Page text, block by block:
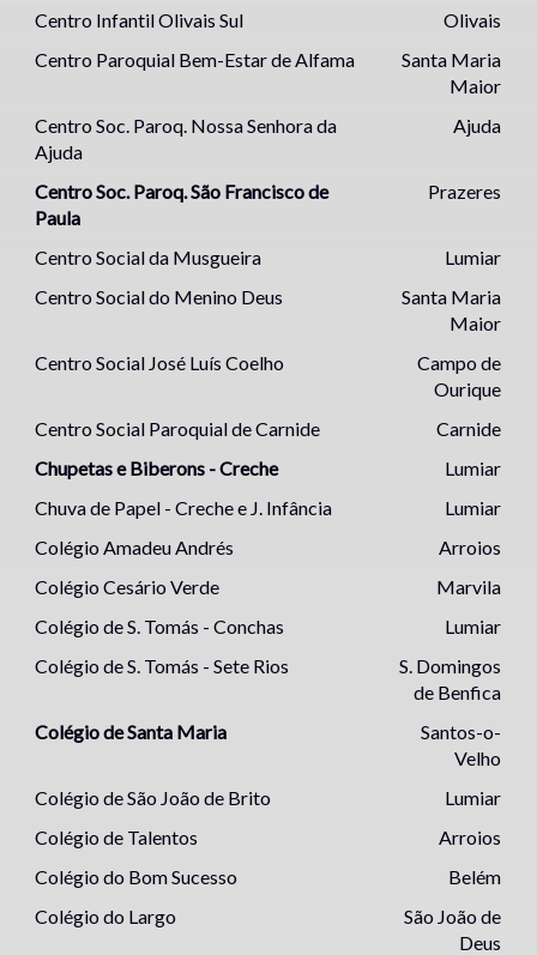
Centro Infantil Olivais Sul
Olivais
Centro Paroquial Bem-Estar de Alfama
Santa Maria
Maior
Centro Soc. Paroq. Nossa Senhora da
Ajuda
Ajuda
Centro Soc. Paroq. São Francisco de
Paula
Prazeres
Centro Social da Musgueira
Lumiar
Centro Social do Menino Deus
Santa Maria
Maior
Centro Social José Luís Coelho
Campo de
Ourique
Centro Social Paroquial de Carnide
Carnide
Chupetas e Biberons - Creche
Lumiar
Chuva de Papel - Creche e J. Infância
Lumiar
Colégio Amadeu Andrés
Arroios
Colégio Cesário Verde
Marvila
Colégio de S. Tomás - Conchas
Lumiar
Colégio de S. Tomás - Sete Rios
S. Domingos
de Benfica
Colégio de Santa Maria
Santos-o-
Velho
Colégio de São João de Brito
Lumiar
Colégio de Talentos
Arroios
Colégio do Bom Sucesso
Belém
Colégio do Largo
São João de
Deus